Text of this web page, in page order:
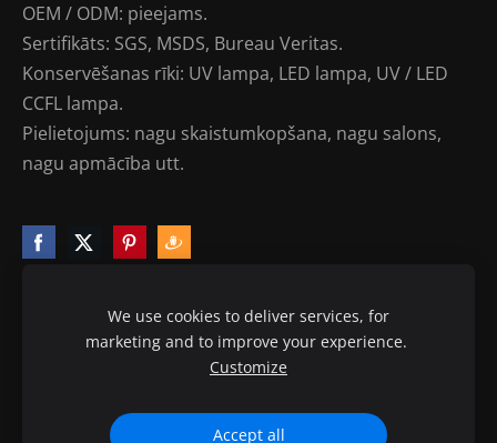
OEM / ODM: pieejams.
Sertifikāts: SGS, MSDS, Bureau Veritas.
Konservēšanas rīki: UV lampa, LED lampa, UV / LED
CCFL lampa.
Pielietojums: nagu skaistumkopšana, nagu salons,
nagu apmācība utt.
Sīkdatnes
© 2010-2020 ptb.lv visas tiesības aizsargātas.
We use cookies to deliver services, for
marketing and to improve your experience.
Customize
Accept all